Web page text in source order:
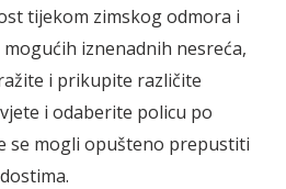
tijekom zimskog odmora i
iznenadnih nesreća,
i prikupite različite
i odaberite policu po
se mogli opušteno prepustiti